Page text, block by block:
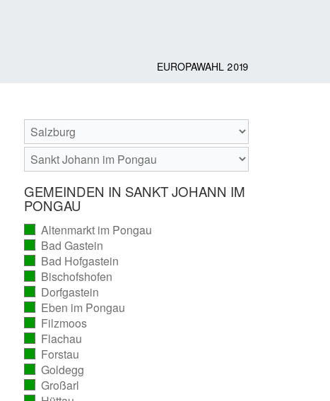
EUROPAWAHL 2019
GEMEINDEN IN SANKT JOHANN IM
PONGAU
Altenmarkt im Pongau
ausgezählt)
Bad Gastein
ausgezählt)
Bad Hofgastein
ausgezählt)
Bischofshofen
ausgezählt)
Dorfgastein
ausgezählt)
Eben im Pongau
ausgezählt)
Filzmoos
ausgezählt)
Flachau
ausgezählt)
Forstau
ausgezählt)
Goldegg
ausgezählt)
Großarl